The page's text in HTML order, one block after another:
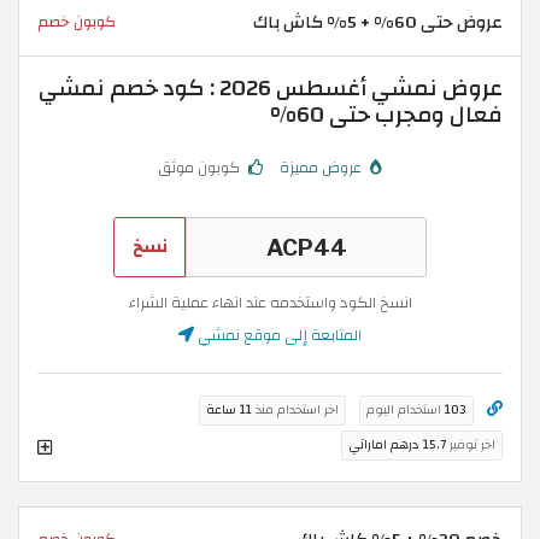
عروض حتى 60% + 5% كاش باك كوبون خصم
عروض نمشي أغسطس 2026 : كود خصم نمشي
فعال ومجرب حتى 60%
عروض مميزة كوبون موثق
نسخ
انسخ الكود واستخدمه عند انهاء عملية الشراء
المتابعة إلى موقع نمشي
103 استخدام اليوم اخر استخدام منذ11 ساعة
اخر توفير15.7 درهم اماراتي